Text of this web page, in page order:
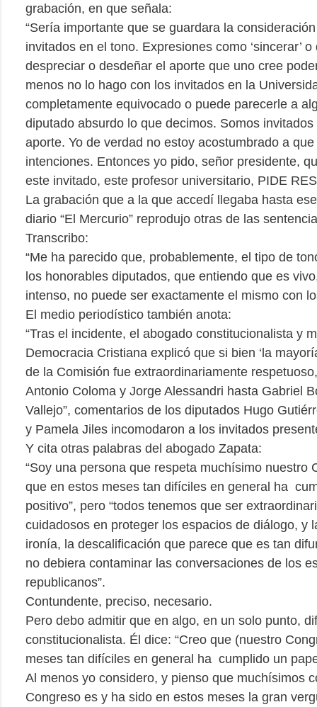
grabación, en que señala:
“Sería importante que se guardara la
invitados en el tono. Expresiones como ‘sincerar’
despreciar o desdeñar el aporte que uno cree
menos no lo hago con los invitados en la
completamente equivocado o puede parecerle a
diputado absurdo lo que decimos. Somos
aporte. Yo de verdad no estoy acostumbrado a
intenciones. Entonces yo pido, señor presidente,
este invitado, este profesor universitario, PIDE
La grabación que a la que accedí llegaba hasta
diario “El Mercurio” reprodujo otras de las
Transcribo:
“Me ha parecido que, probablemente, el tipo de
los honorables diputados, que entiendo que es
intenso, no puede ser exactamente el mismo con
El medio periodístico también anota:
“Tras el incidente, el abogado constitucionalista y
Democracia Cristiana explicó que si bien ‘la
de la Comisión fue extraordinariamente
Antonio Coloma y Jorge Alessandri hasta Gabriel
Vallejo”, comentarios de los diputados Hugo
y Pamela Jiles incomodaron a los invitados
Y cita otras palabras del abogado Zapata:
“Soy una persona que respeta muchísimo nuestro
que en estos meses tan difíciles en general ha
positivo”, pero “todos tenemos que ser
cuidadosos en proteger los espacios de diálogo, y
ironía, la descalificación que parece que es tan
no debiera contaminar las conversaciones de los
republicanos”.
Contundente, preciso, necesario.
Pero debo admitir que en algo, en un solo punto,
constitucionalista. Él dice: “Creo que (nuestro
meses tan difíciles en general ha cumplido un
Al menos yo considero, y pienso que muchísimos
Congreso es y ha sido en estos meses la gran